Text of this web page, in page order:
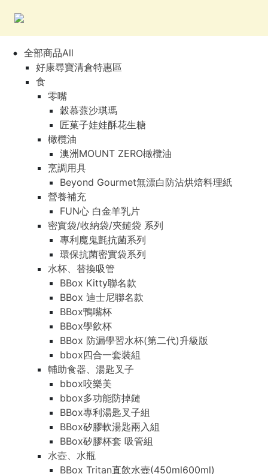
全部商品All
好康尋寶清倉特惠區
食
零嘴
穀慕蒎沙琪瑪
匠菓子娃娃酥花生糖
橄欖油
澳洲MOUNT ZERO橄欖油
烹調用具
Beyond Gourmet無漂白防沾烘焙料理紙
營養補充
FUN心 白金羊乳片
密實袋/收納袋/夾鏈袋 系列
專利魔鬼氈抗菌系列
環保抗菌密實袋系列
水杯、替換吸管
BBox Kitty聯名款
BBox 迪士尼聯名款
BBox鴨嘴杯
BBox學飲杯
BBox 防漏學習水杯(第二代)升級版
bbox四合一套裝組
輔助食器、湯匙叉子
bbox咬樂美
bbox多功能防掉鏈
BBox專利湯匙叉子組
BBox矽膠軟湯匙兩入組
BBox矽膠杯套 吸管組
水壺、水瓶
BBox Tritan直飲水壺(450ml600ml)